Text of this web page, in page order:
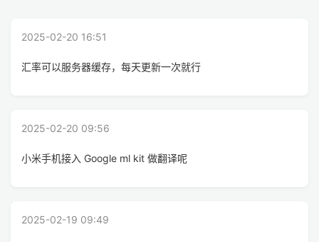
2025-02-20 16:51
汇率可以服务器缓存，每天更新一次就行
2025-02-20 09:56
小米手机接入 Google ml kit 做翻译呢
2025-02-19 09:49